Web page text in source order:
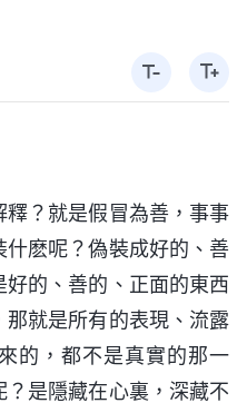
釋？就是假冒為善，事事
麽呢？偽裝成好的、善
的、善的、正面的東西
就是所有的表現、流露
的，都不是真實的那一
是隱藏在心裏，深藏不